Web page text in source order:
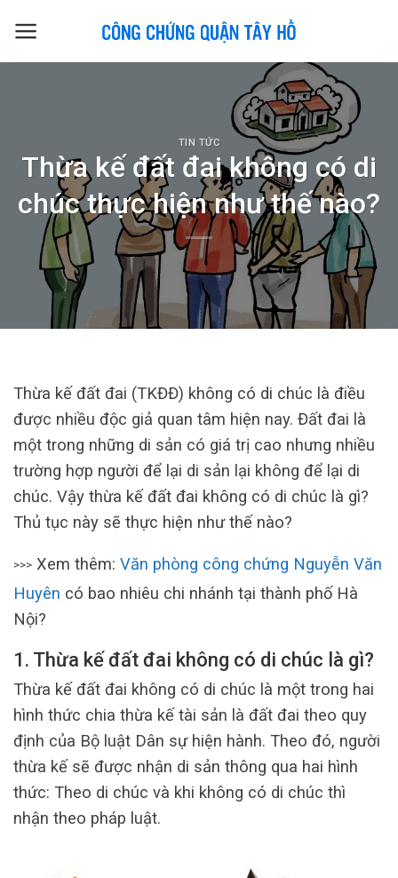
TIN TỨC
Thừa kế đất đai không có di
chúc thực hiện như thế nào?
Thừa kế đất đai (TKĐĐ) không có di chúc là điều
được nhiều độc giả quan tâm hiện nay. Đất đai là
một trong những di sản có giá trị cao nhưng nhiều
trường hợp người để lại di sản lại không để lại di
chúc. Vậy thừa kế đất đai không có di chúc là gì?
Thủ tục này sẽ thực hiện như thế nào?
>>> Xem thêm: Văn phòng công chứng Nguyễn Văn
Huyên có bao nhiêu chi nhánh tại thành phố Hà
Nội?
1. Thừa kế đất đai không có di chúc là gì?
Thừa kế đất đai không có di chúc là một trong hai
hình thức chia thừa kế tài sản là đất đai theo quy
định của Bộ luật Dân sự hiện hành. Theo đó, người
thừa kế sẽ được nhận di sản thông qua hai hình
thức: Theo di chúc và khi không có di chúc thì
nhận theo pháp luật.